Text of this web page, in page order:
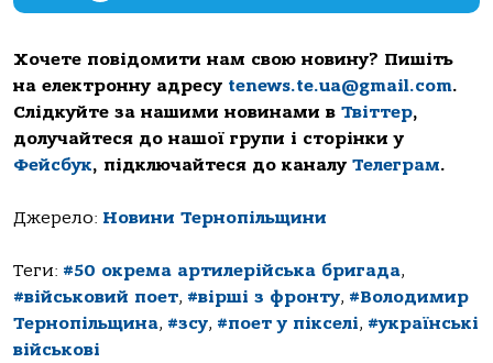
Хочете повідомити нам свою новину? Пишіть
на електронну адресу tenews.te.ua@gmail.com.
Слідкуйте за нашими новинами в Твіттер,
долучайтеся до нашої групи і сторінки у
Фейсбук, підключайтеся до каналу Телеграм.
Джерело: Новини Тернопільщини
Теги: #50 окрема артилерійська бригада,
#військовий поет, #вірші з фронту, #Володимир
Тернопільщина, #зсу, #поет у пікселі, #українські
військові